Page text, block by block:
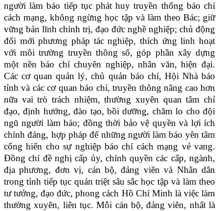
người làm báo tiếp tục phát huy truyền thống báo chí
cách mạng, không ngừng học tập và làm theo Bác; giữ
vững bản lĩnh chính trị, đạo đức nghề nghiệp; chủ động
đổi mới phương pháp tác nghiệp, thích ứng linh hoạt
với môi trường truyền thông số, góp phần xây dựng
một nền báo chí chuyên nghiệp, nhân văn, hiện đại.
Các cơ quan quản lý, chủ quản báo chí, Hội Nhà báo
tỉnh và các cơ quan báo chí, truyền thông nâng cao hơn
nữa vai trò trách nhiệm, thường xuyên quan tâm chỉ
đạo, định hướng, đào tạo, bồi dưỡng, chăm lo cho đội
ngũ người làm báo; đồng thời bảo vệ quyền và lợi ích
chính đáng, hợp pháp để những người làm báo yên tâm
cống hiến cho sự nghiệp báo chí cách mạng vẻ vang.
Đồng chí đề nghị cấp ủy, chính quyền các cấp, ngành,
địa phương, đơn vị, cán bộ, đảng viên và Nhân dân
trong tỉnh tiếp tục quán triệt sâu sắc học tập và làm theo
tư tưởng, đạo đức, phong cách Hồ Chí Minh là việc làm
thường xuyên, liên tục. Mỗi cán bộ, đảng viên, nhất là